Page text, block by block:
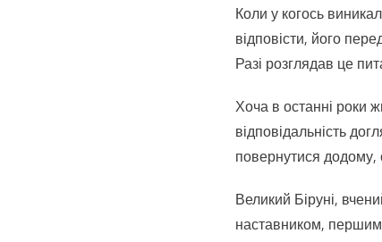
Коли у когось
відповісти, його
Разі розглядав це
Хоча в останні роки
відповідальність
повернутися додому,
Великий Біруні,
наставником, першим